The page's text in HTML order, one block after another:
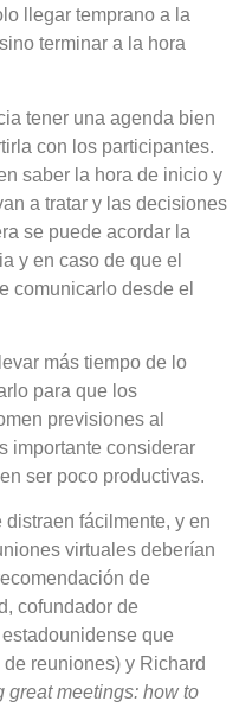
llegar temprano a la
terminar a la hora
tener una agenda bien
con los participantes.
saber la hora de inicio y
a tratar y las decisiones
se puede acordar la
y en caso de que el
comunicarlo desde el
más tiempo de lo
para que los
previsiones al
importante considerar
ser poco productivas.
fácilmente, y en
virtuales deberían
de
cofundador de
que
reuniones) y Richard
great meetings: how to